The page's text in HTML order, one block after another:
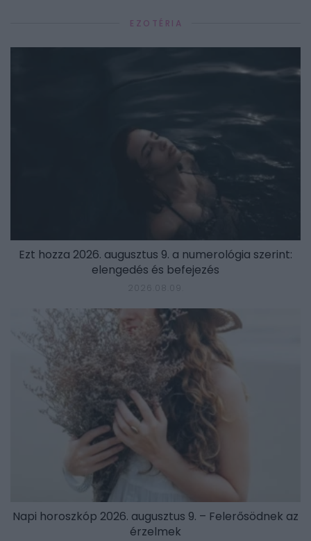
EZOTÉRIA
Ezt hozza 2026. augusztus 9. a numerológia szerint:
elengedés és befejezés
Napi horoszkóp 2026. augusztus 9. – Felerősödnek az
érzelmek